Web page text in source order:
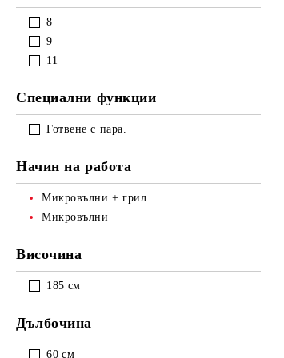
8
9
11
Специални функции
Готвене с пара.
Начин на работа
Микровълни + грил
Микровълни
Височина
185 см
Дълбочина
60 см